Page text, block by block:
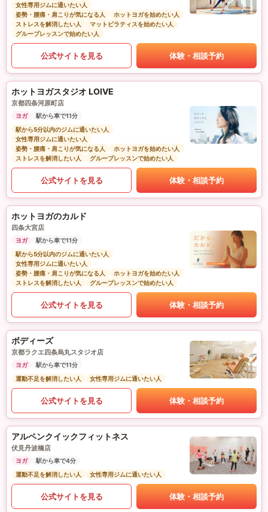
女性専用ジムに通いたい人
姿勢・腰痛・肩こりが気になる人
ホットヨガを始めたい人
ストレスを解消したい人
マットピラティスを始めたい人
グループレッスンで始めたい人
公式サイトを見る 体験・相談予約
ホットヨガスタジオ LOIVE
京都四条河原町店
ヨガ
駅から車で11分
駅から5分以内のジムに通いたい人
女性専用ジムに通いたい人
姿勢・腰痛・肩こりが気になる人
ホットヨガを始めたい人
ストレスを解消したい人
グループレッスンで始めたい人
公式サイトを見る 体験・相談予約
ホットヨガのカルド
四条大宮店
ヨガ
駅から車で11分
駅から5分以内のジムに通いたい人
女性専用ジムに通いたい人
姿勢・腰痛・肩こりが気になる人
ホットヨガを始めたい人
ストレスを解消したい人
グループレッスンで始めたい人
公式サイトを見る 体験・相談予約
ボディーズ
京都ラクエ四条烏丸スタジオ店
ヨガ
駅から車で11分
運動不足を解消したい人
女性専用ジムに通いたい人
公式サイトを見る 体験・相談予約
アルペンクイックフィットネス
伏見丹波橋店
ヨガ
駅から車で4分
運動不足を解消したい人
女性専用ジムに通いたい人
公式サイトを見る 体験・相談予約